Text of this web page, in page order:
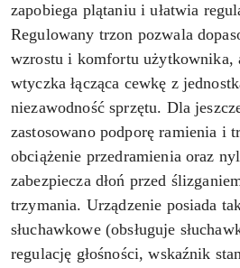
zapobiega plątaniu i ułatwia
Regulowany trzon pozwala
wzrostu i komfortu użytkownika,
wtyczka łącząca cewkę z
niezawodność sprzętu. Dla
zastosowano podporę ramienia i
obciążenie przedramienia oraz
zabezpiecza dłoń przed
trzymania. Urządzenie posiada
słuchawkowe (obsługuje
regulację głośności, wskaźnik